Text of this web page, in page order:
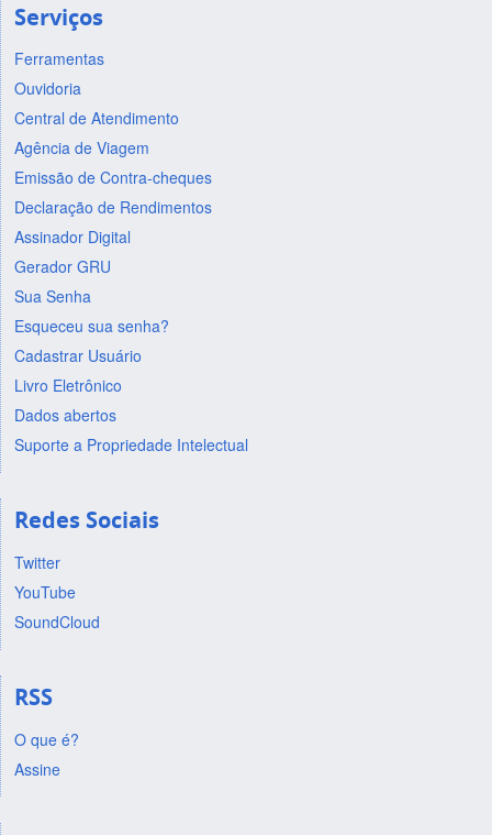
Serviços
Ferramentas
Ouvidoria
Central de Atendimento
Agência de Viagem
Emissão de Contra-cheques
Declaração de Rendimentos
Assinador Digital
Gerador GRU
Sua Senha
Esqueceu sua senha?
Cadastrar Usuário
Livro Eletrônico
Dados abertos
Suporte a Propriedade Intelectual
Redes Sociais
Twitter
YouTube
SoundCloud
RSS
O que é?
Assine